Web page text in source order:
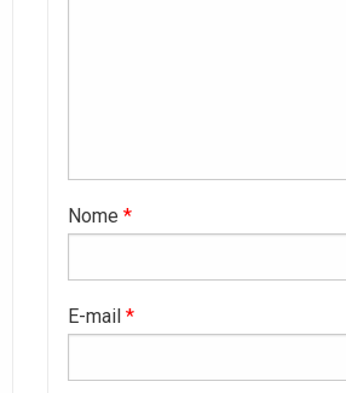
Nome *
E-mail *